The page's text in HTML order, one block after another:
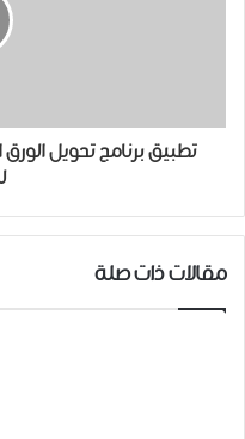
مقالات ذات صلة